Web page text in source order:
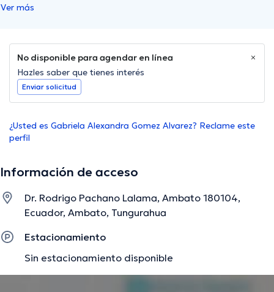
Ver más
No disponible para agendar en línea
Hazles saber que tienes interés
Enviar solicitud
¿Usted es Gabriela Alexandra Gomez Alvarez? Reclame este
perfil
Información de acceso
Dr. Rodrigo Pachano Lalama, Ambato 180104,
Ecuador, Ambato, Tungurahua
Estacionamiento
Sin estacionamiento disponible